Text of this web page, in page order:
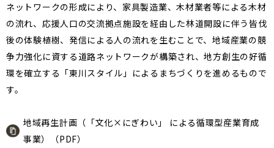
ネットワークの形成により、家具製造業、木材業者等による木材
の流れ、応援人口の交流拠点施設を経由した林道開設に伴う皆伐
後の体験植樹、発信による人の流れを生むことで、地域産業の競
争力強化に資する道路ネットワークが構築され、地方創生の好循
環を確立する「東川スタイル」によるまちづくりを進めるもので
す。
地域再生計画（「文化×にぎわい」 による循環型産業育成
事業）（PDF）